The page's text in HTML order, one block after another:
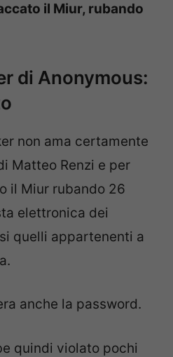
il Miur, rubando
di Anonymous:
non ama certamente
Matteo Renzi e per
il Miur rubando 26
elettronica dei
quelli appartenenti a
anche la password.
quindi violato pochi